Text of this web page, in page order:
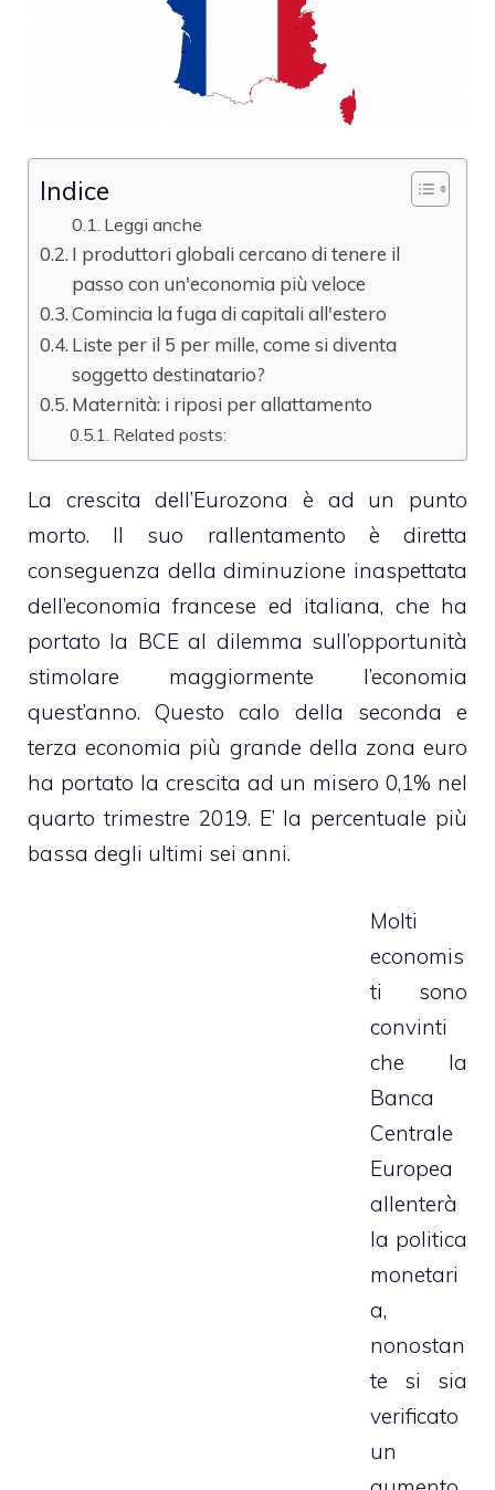
Indice
Leggi anche
I produttori globali cercano di tenere il
passo con un'economia più veloce
Comincia la fuga di capitali all'estero
Liste per il 5 per mille, come si diventa
soggetto destinatario?
Maternità: i riposi per allattamento
Related posts:
La crescita dell’Eurozona è ad un punto
morto. Il suo rallentamento è diretta
conseguenza della diminuzione inaspettata
dell’economia francese ed italiana, che ha
portato la BCE al dilemma sull’opportunità
stimolare maggiormente l’economia
quest’anno. Questo calo della seconda e
terza economia più grande della zona euro
ha portato la crescita ad un misero 0,1% nel
quarto trimestre 2019. E’ la percentuale più
bassa degli ultimi sei anni.
Molti
economis
ti sono
convinti
che la
Banca
Centrale
Europea
allenterà
la politica
monetari
a,
nonostan
te si sia
verificato
un